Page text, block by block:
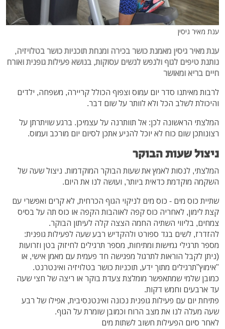
ענת מאיר גיסין
ענת מאיר גיסין מאמנת כושר בכירה ומנחת תוכניות כושר בטלויזיה,
נותנתטיפים לגוף ולנפש לנשים עסוקות, בנושא פעילות גופנית ואורח
חיים בריא ומאושר
לרבות מאיתנו סדר יום עמוס וצפוף הכולל קריירה, משפחה, ילדים
והיכולת לשלב הכל ולא לוותר על שום דבר.
המלצתי הראשונה לכן: אל תוותרנה על עצמיכן. ברגע שויתרתן על
רצונותכן שום כוח לא יוכל להניע אתכן לסיום יום מורכב ועמוס.
ניצול שעות הבוקר
המלצתי, לנסות לאמץ את שעות הבוקר המוקדמות. ניצול שעה של
השקמה מוקדמת כדאית ביותר, ועושה לנו את היום.
שתיית כוס מים - כוס מים לניקוי הגוף הכרחית, לא קרים ואפשרי עם
קצת לימון, לאחריה כוס קפה לאוהבות הקפה או כוס תה על בסיס
צמחים, בליווי השתיה החמה הצצה קלה לעיתון הבוקר.
להזדרז, לשים בגד ספורט ולהקדיש רבע שעה לפעילות גופנית:
מספר תרגילי גמישות ומתיחות, מספר תרגילים לחיזוק בטן וזרועות
(ניתן לקבל הוראות לתרגול מפגישה חד פעמית עם מאמן אישי, או
"אימוץ"תרגילים מתוך ידע, תוכניות כושר בטלויזיה ואינטרנט.
כמובן שלמי שמתאפשר מומלצת צעדת בוקר או ריצה של חצי שעה
עד ארבעים וחמש דקות.
פתיחת יום עם פעילות גופנית נכונה ואינטנסיבית, אפילו של רבע
שעה מעלה לנו את מצב הרוח וכמובן שומרת על הגוף.
לאחר סיום הפעילות חשוב לשתות מים